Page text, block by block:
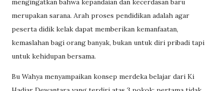
mengingatkan bahwa kepandaian dan kecerdasan baru
merupakan sarana. Arah proses pendidikan adalah agar
peserta didik kelak dapat memberikan kemanfaatan,
kemaslahan bagi orang banyak, bukan untuk diri pribadi tapi
untuk kehidupan bersama.
Bu Wahya menyampaikan konsep merdeka belajar dari Ki